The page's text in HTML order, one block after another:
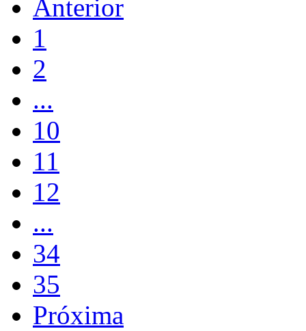
Anterior
1
2
...
10
11
12
...
34
35
Próxima